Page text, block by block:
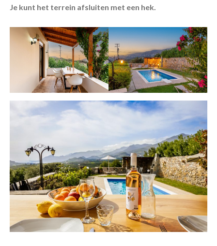
Je kunt het terrein afsluiten met een hek.